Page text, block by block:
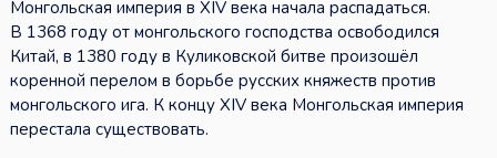
Монгольская империя в XIV века начала распадаться.
В 1368 году от монгольского господства освободился
Китай, в 1380 году в Куликовской битве произошёл
коренной перелом в борьбе русских княжеств против
монгольского ига. К концу XIV века Монгольская империя
перестала существовать.